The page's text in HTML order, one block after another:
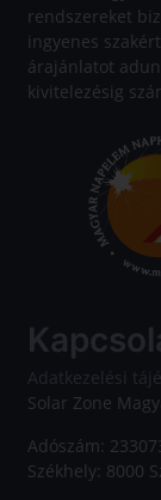
rendszereket
ingyenes
árajánlatot
kivitelezésig
Adatkezelési
Solar Zone
Adószám:
Székhely: 8000